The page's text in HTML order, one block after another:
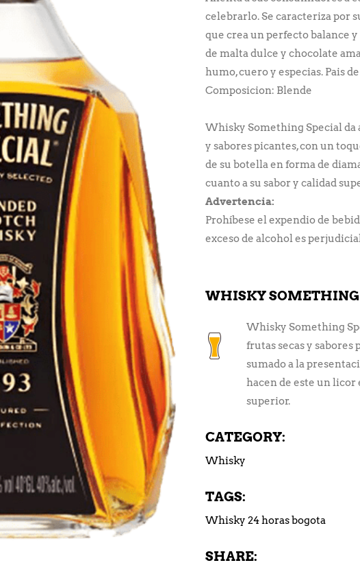
celebrarlo. Se caracteriza por
que crea un perfecto balance
de malta dulce y chocolate
humo, cuero y especias. Pais
Composicion: Blende
Whisky Something Special da
y sabores picantes, con un
de su botella en forma de
cuanto a su sabor y calidad
Advertencia:
Prohíbese el expendio de
exceso de alcohol es
WHISKY
Whisky Something
frutas secas y sabores
sumado a la
hacen de este un licor
superior.
CATEGORY:
Whisky
TAGS:
Whisky 24 horas bogota
SHARE: